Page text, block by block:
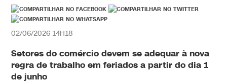
02/06/2026 14H18
Setores do comércio devem se adequar à nova
regra de trabalho em feriados a partir do dia 1
de junho